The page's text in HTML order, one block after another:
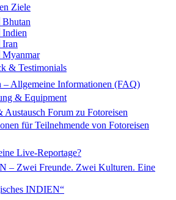
Ziele
& Testimonials
– Allgemeine Informationen (FAQ)
& Equipment
Austausch Forum zu Fotoreisen
für Teilnehmende von Fotoreisen
Live-Reportage?
Zwei Freunde. Zwei Kulturen. Eine
INDIEN“